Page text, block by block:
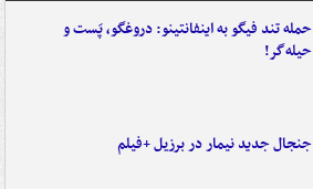
حمله تند فیگو به اینفانتینو: دروغگو، پَست‌ و
حیله‌گر!
جنجال جدید نیمار در برزیل +فیلم